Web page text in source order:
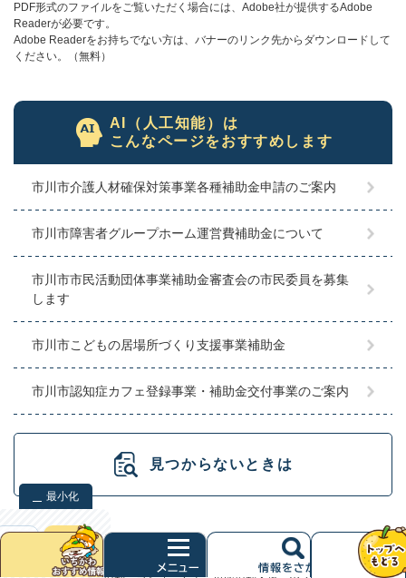
市川市 － いつも新しい流れがある 市川 － 分類でさがす >くら
PDF形式のファイルをご覧いただく場合には、Adobe社が提供するAdobe
Readerが必要です。
Adobe Readerをお持ちでない方は、バナーのリンク先からダウンロードして
ください。（無料）
AI（人工知能）は
こんなページをおすすめします
市川市介護人材確保対策事業各種補助金申請のご案内
市川市障害者グループホーム運営費補助金について
市川市市民活動団体事業補助金審査会の市民委員を募集
します
市川市こどもの居場所づくり支援事業補助金
市川市認知症カフェ登録事業・補助金交付事業のご案内
見つからないときは
最小化
検索
クリア